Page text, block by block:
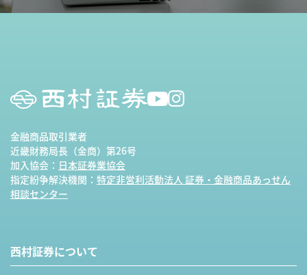
金融商品取引業者
近畿財務局長（金商）第26号
加入協会： 日本証券業協会
指定紛争解決機関： 特定非営利活動法人 証券・金融商品あっせん
相談センター
西村証券について